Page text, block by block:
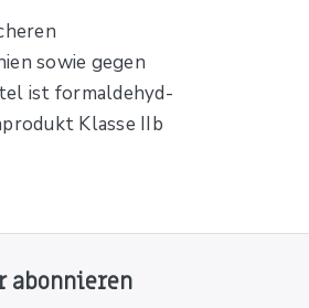
sowie gegen
ist formaldehyd-
Klasse IIb
abonnieren